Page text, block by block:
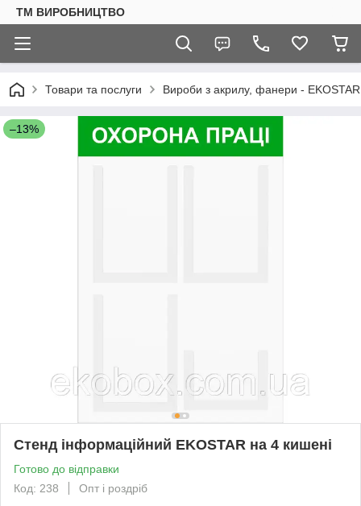
ТМ ВИРОБНИЦТВО
Товари та послуги Вироби з акрилу, фанери - EKOSTAR
–13%
Стенд інформаційний EKOSTAR на 4 кишені
Готово до відправки
Код: 238
Опт і роздріб